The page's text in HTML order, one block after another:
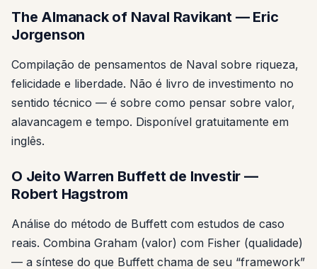
The Almanack of Naval Ravikant — Eric
Jorgenson
Compilação de pensamentos de Naval sobre riqueza,
felicidade e liberdade. Não é livro de investimento no
sentido técnico — é sobre como pensar sobre valor,
alavancagem e tempo. Disponível gratuitamente em
inglês.
O Jeito Warren Buffett de Investir —
Robert Hagstrom
Análise do método de Buffett com estudos de caso
reais. Combina Graham (valor) com Fisher (qualidade)
— a síntese do que Buffett chama de seu “framework”